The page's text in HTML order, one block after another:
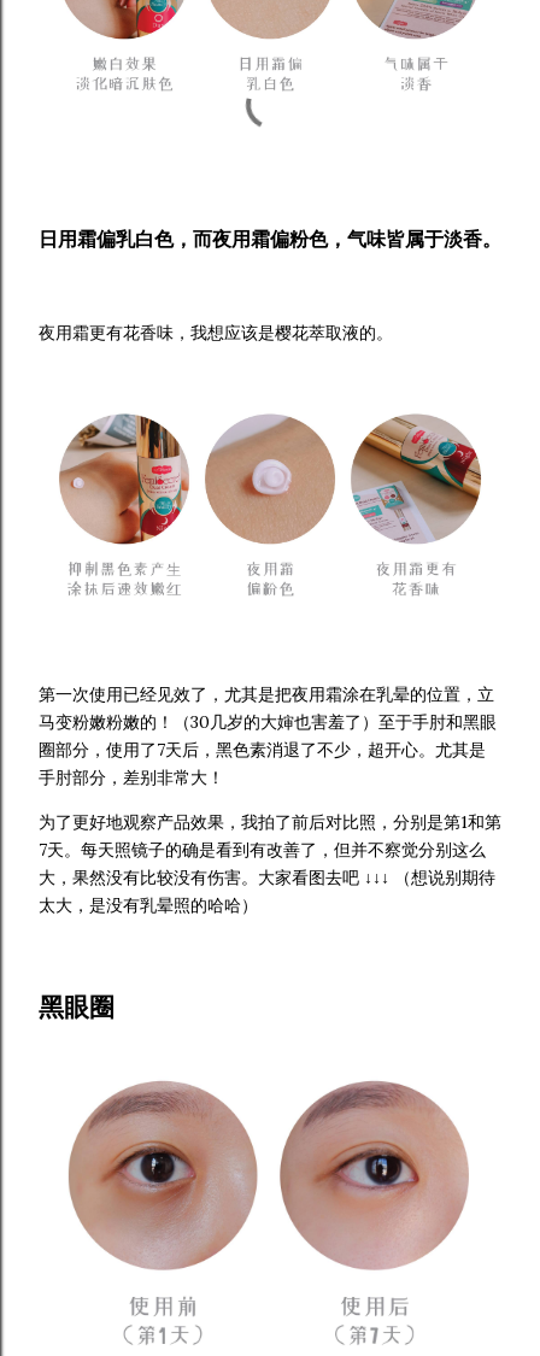
日用霜偏乳白色，而夜用霜偏粉色，气味皆属于淡香。
夜用霜更有花香味，我想应该是樱花萃取液的。
第一次使用已经见效了，尤其是把夜用霜涂在乳晕的位置，立
马变粉嫩粉嫩的！（30几岁的大婶也害羞了）至于手肘和黑眼
圈部分，使用了7天后，黑色素消退了不少，超开心。尤其是
手肘部分，差别非常大！
为了更好地观察产品效果，我拍了前后对比照，分别是第1和第
7天。每天照镜子的确是看到有改善了，但并不察觉分别这么
大，果然没有比较没有伤害。大家看图去吧 ↓↓↓ （想说别期待
太大，是没有乳晕照的哈哈）
黑眼圈